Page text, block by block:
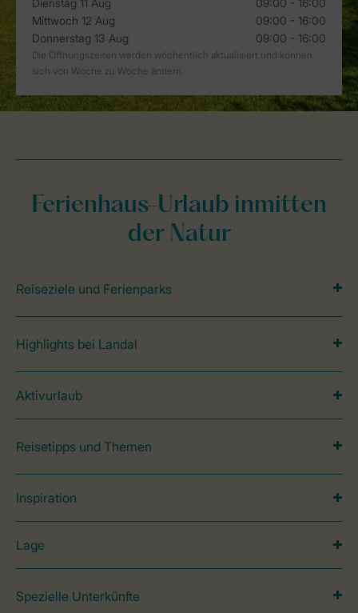
Ferienhaus-Urlaub inmitten
der Natur
Reiseziele und Ferienparks
Highlights bei Landal
Aktivurlaub
Reisetipps und Themen
Inspiration
Lage
Spezielle Unterkünfte